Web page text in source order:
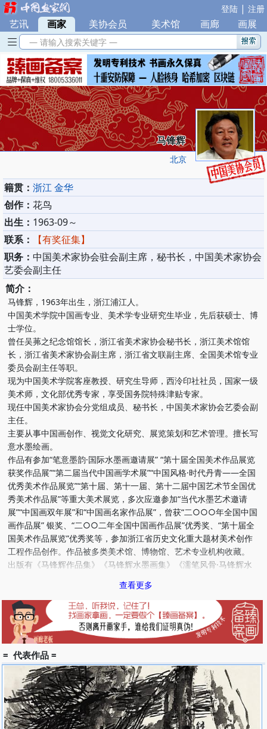
登陆 | 注册
艺讯 | 画家 美协会员 美术馆 画廊 画展
— 请输入搜索关键字 —
马锋辉
北京
籍贯： 浙江 金华
创作： 花鸟
出生： 1963-09～
联系：
【有奖征集】
职务： 中国美术家协会驻会副主席，秘书长，中国美术家协会
艺委会副主任
简介：
马锋辉，1963年出生，浙江浦江人。
中国美术学院中国画专业、美术学专业研究生毕业，先后获硕士、博
士学位。
曾任吴茀之纪念馆馆长，浙江省美术家协会秘书长，浙江美术馆馆
长，浙江省美术家协会副主席，浙江省文联副主席、全国美术馆专业
委员会副主任等职。
现为中国美术学院客座教授、研究生导师，西泠印社社员，国家一级
美术师，文化部优秀专家，享受国务院特殊津贴专家。
现任中国美术家协会分党组成员、秘书长，中国美术家协会艺委会副
主任。
主要从事中国画创作、视觉文化研究、展览策划和艺术管理。擅长写
意水墨绘画。
作品有参加“笔意墨韵·国际水墨画邀请展” “第十届全国美术作品展览
获奖作品展”“第二届当代中国画学术展”“中国风格·时代丹青——全国
优秀美术作品展览”“第十届、第十一届、第十二届中国艺术节全国优
秀美术作品展”等重大美术展览，多次应邀参加“当代水墨艺术邀请
展”“中国画双年展”和“中国画名家作品展”，曾获“二○○○年全国中国
画作品展” 银奖、“二○○二年全国中国画作品展”优秀奖、“第十届全
国美术作品展览”优秀奖等，参加浙江省历史文化重大题材美术创作
工程作品创作。作品被多类美术馆、博物馆、艺术专业机构收藏。
出版有《马锋辉作品集》《马锋辉水墨画集》《濡笔风骨·马锋辉水
辉》《笔墨意韵·马锋辉》《马锋辉水墨写生五十图集》《松风在怀
——马锋辉水墨艺术集》《浦江行——马锋辉水墨画集》等。
成就及荣誉
2000年国画家马锋辉《寒香》入选“2000年全国中国画作品展览”并
获银奖。
2001年国画家马锋辉“中国书画之乡—浦江书画作品展”（中国美术
馆）。
2002年国画家马锋辉《横斜万朵》入选“纪念延安讲话发表60周年
《全国美术作品展览》”；“水墨印象”全国青年画家作品邀请展（成
都）；《横斜疏影》获“2002年全国中国画作品展”优秀奖；《荷》入
选“中国西部大地情中国画大展”。
查看更多
= 代表作品 =